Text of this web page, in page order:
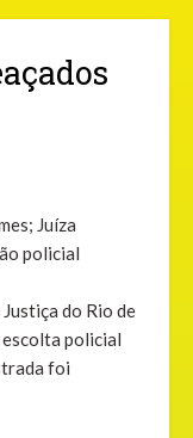
Juíza
policial
do Rio de
policial
foi